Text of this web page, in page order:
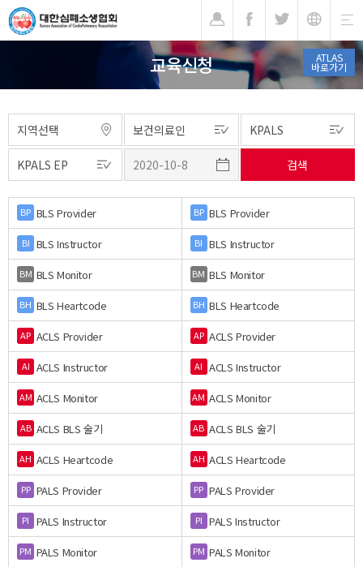
ATLAS
바로가기
교육신청
BP BLS Provider BP BLS Provider
BI BLS Instructor BI BLS Instructor
BM BLS Monitor BM BLS Monitor
BH BLS Heartcode BH BLS Heartcode
AP ACLS Provider AP ACLS Provider
AI ACLS Instructor AI ACLS Instructor
AM ACLS Monitor AM ACLS Monitor
AB ACLS BLS 술기 AB ACLS BLS 술기
AH ACLS Heartcode AH ACLS Heartcode
PP PALS Provider PP PALS Provider
PI PALS Instructor PI PALS Instructor
PM PALS Monitor PM PALS Monitor